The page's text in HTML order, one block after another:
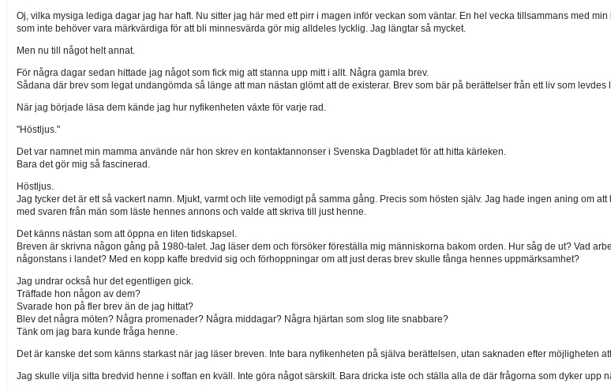
Oj, vilka mysiga lediga dagar jag har haft. Nu sitter jag här med ett pirr i magen inför veckan som väntar. En hel vecka tillsammans med
som inte behöver vara märkvärdiga för att bli minnesvärda gör mig alldeles lycklig. Jag längtar så mycket.
Men nu till något helt annat.
För några dagar sedan hittade jag något som fick mig att stanna upp mitt i allt. Några gamla brev.
Sådana där brev som legat undangömda så länge att man nästan glömt att de existerar. Brev som bär på berättelser från ett liv som
När jag började läsa dem kände jag hur nyfikenheten växte för varje rad.
"Höstljus."
Det var namnet min mamma använde när hon skrev en kontaktannonser i Svenska Dagbladet för att hitta kärleken.
Bara det gör mig så fascinerad.
Höstljus.
Jag tycker det är ett så vackert namn. Mjukt, varmt och lite vemodigt på samma gång. Precis som hösten själv. Jag hade ingen aning om
med svaren från män som läste hennes annons och valde att skriva till just henne.
Det känns nästan som att öppna en liten tidskapsel.
Breven är skrivna någon gång på 1980-talet. Jag läser dem och försöker föreställa mig människorna bakom orden. Hur såg de ut? Vad
någonstans i landet? Med en kopp kaffe bredvid sig och förhoppningar om att just deras brev skulle fånga hennes uppmärksamhet?
Jag undrar också hur det egentligen gick.
Träffade hon någon av dem?
Svarade hon på fler brev än de jag hittat?
Blev det några möten? Några promenader? Några middagar? Några hjärtan som slog lite snabbare?
Tänk om jag bara kunde fråga henne.
Det är kanske det som känns starkast när jag läser breven. Inte bara nyfikenheten på själva berättelsen, utan saknaden efter möjligheten
Jag skulle vilja sitta bredvid henne i soffan en kväll. Inte göra något särskilt. Bara dricka iste och ställa alla de där frågorna som dyker upp